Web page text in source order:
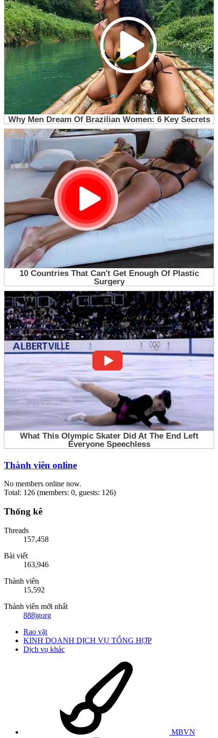
Thành viên online
No members online now.
Total: 126 (members: 0, guests: 126)
Thống kê
Threads
157,458
Bài viết
163,946
Thành viên
15,592
Thành viên mới nhất
888jgorg
Rao vặt
KINH DOANH DỊCH VỤ TỔNG HỢP
Dịch vụ khác
MBVN